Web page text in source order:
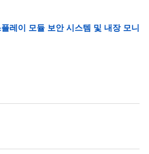
레이 모듈 보안 시스템 및 내장 모니